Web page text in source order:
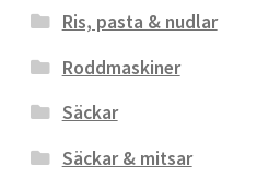
Ris, pasta & nudlar
Roddmaskiner
Säckar
Säckar & mitsar